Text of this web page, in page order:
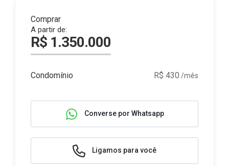
Comprar
A partir de:
R$ 1.350.000
Condomínio R$ 430 /mês
Converse por Whatsapp
Ligamos para você